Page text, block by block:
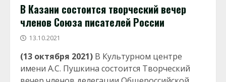
В Казани состоится творческий вечер
членов Союза писателей России
13.10.2021
(13 октября 2021) В Культурном центре
имени А.С. Пушкина состоится Творческий